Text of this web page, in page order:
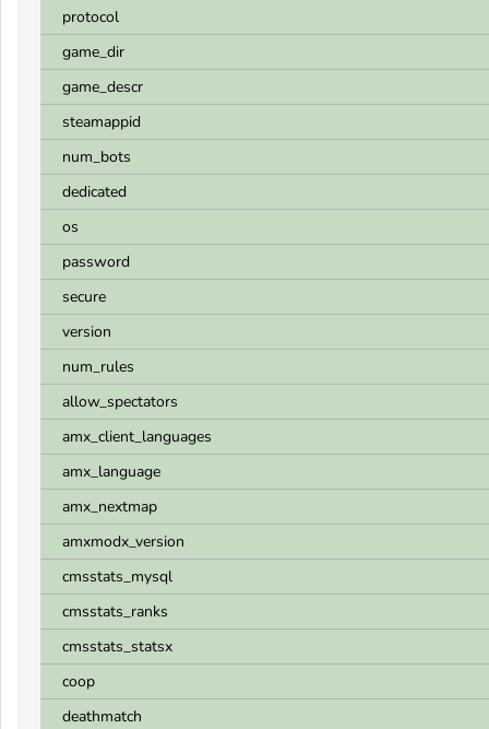
protocol
game_dir
game_descr
steamappid
num_bots
dedicated
os
password
secure
version
num_rules
allow_spectators
amx_client_languages
amx_language
amx_nextmap
amxmodx_version
cmsstats_mysql
cmsstats_ranks
cmsstats_statsx
coop
deathmatch